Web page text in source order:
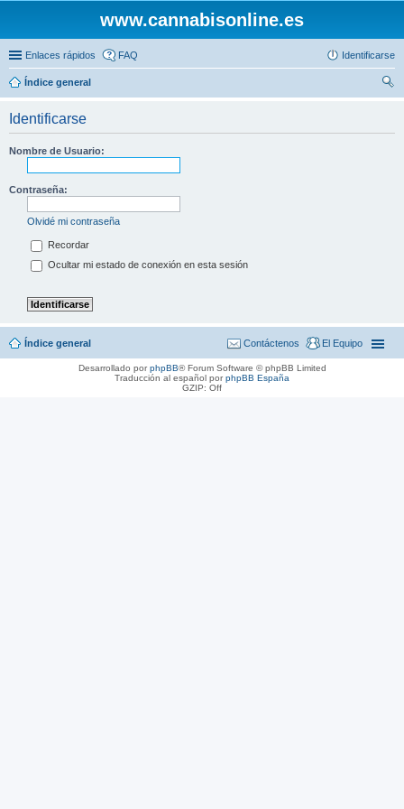
www.cannabisonline.es
Enlaces rápidos FAQ Identificarse
Índice general
Identificarse
Nombre de Usuario:
Contraseña:
Olvidé mi contraseña
Recordar
Ocultar mi estado de conexión en esta sesión
Índice general El Equipo
Contáctenos
Desarrollado porphpBB® Forum Software © phpBB Limited
Traducción al español porphpBB España
GZIP: Off